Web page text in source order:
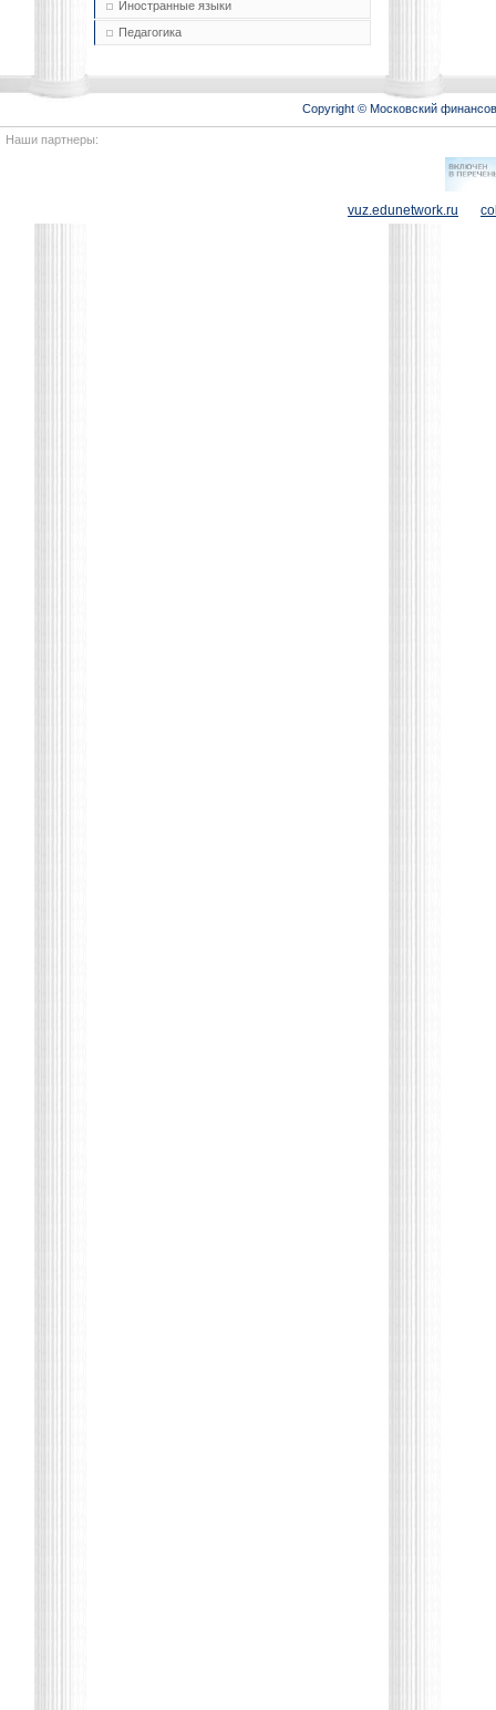
Иностранные языки
Педагогика
Copyright © Московский
Наши партнеры:
vuz.edunetwork.ru